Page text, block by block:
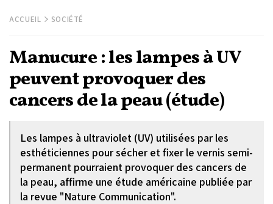
ACCUEIL SOCIÉTÉ
Manucure : les lampes à UV
peuvent provoquer des
cancers de la peau (étude)
Les lampes à ultraviolet (UV) utilisées par les
esthéticiennes pour sécher et fixer le vernis semi-
permanent pourraient provoquer des cancers de
la peau, affirme une étude américaine publiée par
la revue "Nature Communication".